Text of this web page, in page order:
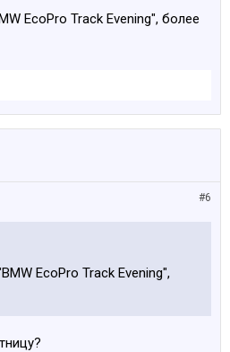
EcoPro Track Evening", более
#6
EcoPro Track Evening",